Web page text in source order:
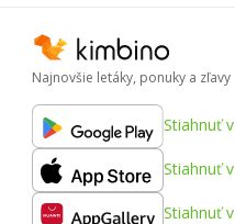
Najnovšie letáky, ponuky a zľavy
Stiahnuť v
Stiahnuť v
Stiahnuť v